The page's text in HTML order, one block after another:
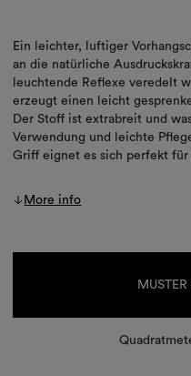
Ein leichter, luftiger
an die natürliche
leuchtende Reflexe veredelt
erzeugt einen leicht
Der Stoff ist extrabreit und
Verwendung und leichte
Griff eignet es sich perfekt für
More info